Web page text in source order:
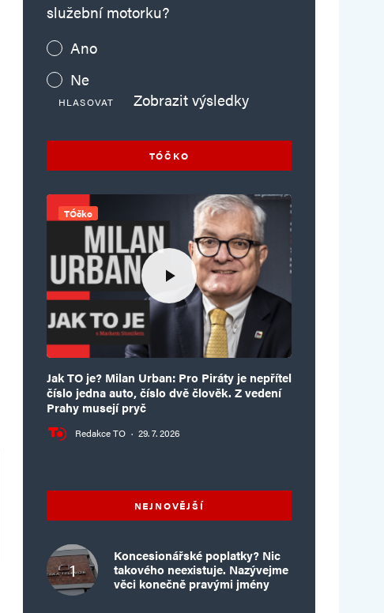
služební motorku?
Ano
Ne
HLASOVAT Zobrazit výsledky
TÓČKO
TÓčko
Jak TO je? Milan Urban: Pro Piráty je nepřítel
číslo jedna auto, číslo dvě člověk. Z vedení
Prahy musejí pryč
Redakce TO · 29. 7. 2026
NEJNOVĚJŠÍ
Koncesionářské poplatky? Nic
takového neexistuje. Nazývejme
věci konečně pravými jmény